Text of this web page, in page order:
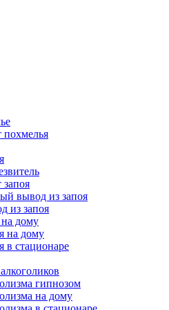
похмелья
вывод из запоя
из запоя
дому
на дому
в стационаре
гипнозом
на дому